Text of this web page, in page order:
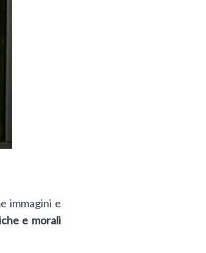
immagini e
e morali